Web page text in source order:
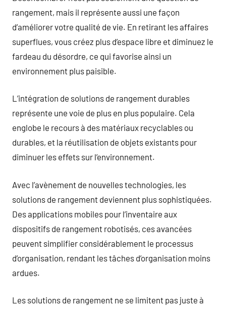
rangement, mais il représente aussi une façon
d’améliorer votre qualité de vie. En retirant les affaires
superflues, vous créez plus d’espace libre et diminuez le
fardeau du désordre, ce qui favorise ainsi un
environnement plus paisible.
L’intégration de solutions de rangement durables
représente une voie de plus en plus populaire. Cela
englobe le recours à des matériaux recyclables ou
durables, et la réutilisation de objets existants pour
diminuer les effets sur l’environnement.
Avec l’avènement de nouvelles technologies, les
solutions de rangement deviennent plus sophistiquées.
Des applications mobiles pour l’inventaire aux
dispositifs de rangement robotisés, ces avancées
peuvent simplifier considérablement le processus
d’organisation, rendant les tâches d’organisation moins
ardues.
Les solutions de rangement ne se limitent pas juste à